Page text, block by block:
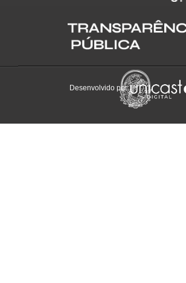
Desenvolvido por: